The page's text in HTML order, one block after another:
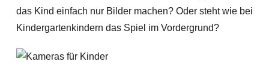
das Kind einfach nur Bilder machen? Oder steht wie bei
Kindergartenkindern das Spiel im Vordergrund?